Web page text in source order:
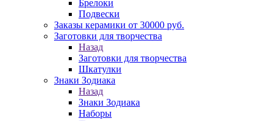
Брелоки
Подвески
Заказы керамики от 30000 руб.
Заготовки для творчества
Назад
Заготовки для творчества
Шкатулки
Знаки Зодиака
Назад
Знаки Зодиака
Наборы